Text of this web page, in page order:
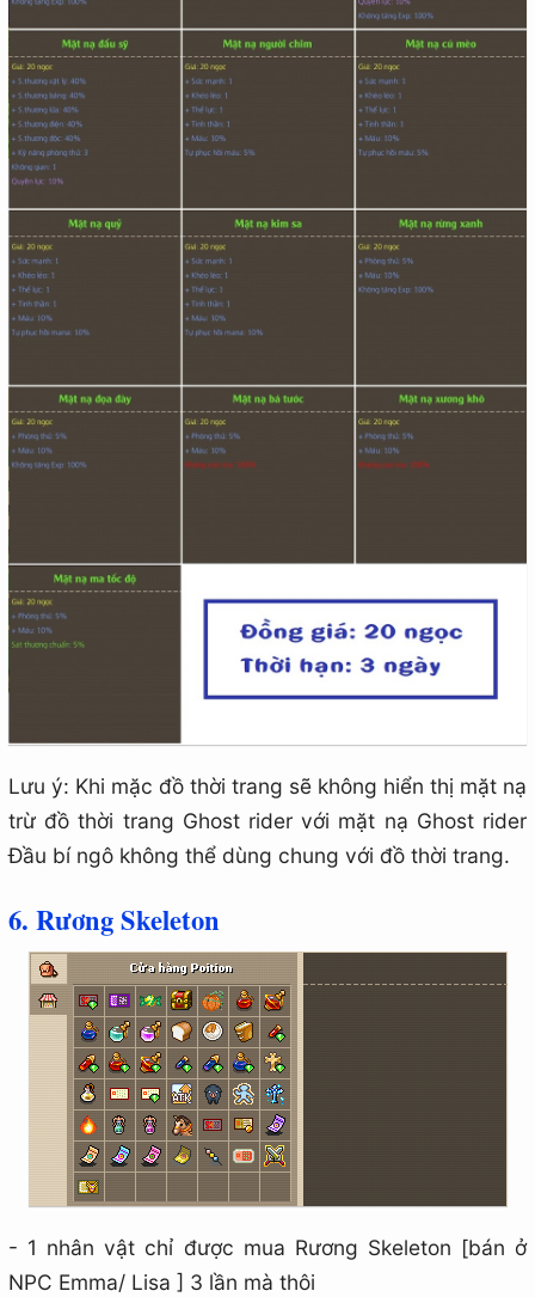
Lưu ý: Khi mặc đồ thời trang sẽ không hiển thị mặt nạ
trừ đồ thời trang Ghost rider với mặt nạ Ghost rider
Đầu bí ngô không thể dùng chung với đồ thời trang.
6. Rương Skeleton
- 1 nhân vật chỉ được mua Rương Skeleton [bán ở
NPC Emma/ Lisa ] 3 lần mà thôi